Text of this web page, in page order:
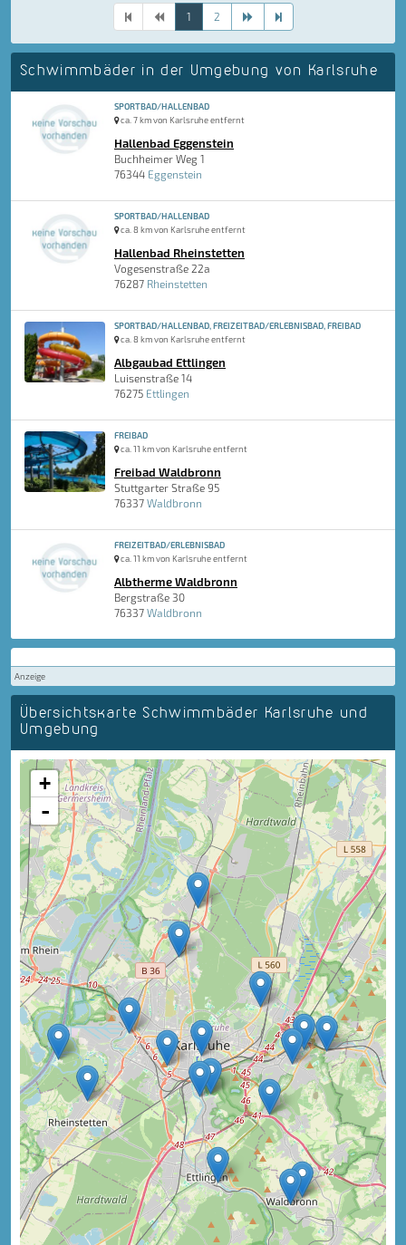
1 2
Schwimmbäder in der Umgebung von Karlsruhe
SPORTBAD/HALLENBAD
ca. 7 km von Karlsruhe entfernt
Hallenbad Eggenstein
Buchheimer Weg 1
76344 Eggenstein
SPORTBAD/HALLENBAD
ca. 8 km von Karlsruhe entfernt
Hallenbad Rheinstetten
Vogesenstraße 22a
76287 Rheinstetten
SPORTBAD/HALLENBAD, FREIZEITBAD/ERLEBNISBAD, FREIBAD
ca. 8 km von Karlsruhe entfernt
Albgaubad Ettlingen
Luisenstraße 14
76275 Ettlingen
FREIBAD
ca. 11 km von Karlsruhe entfernt
Freibad Waldbronn
Stuttgarter Straße 95
76337 Waldbronn
FREIZEITBAD/ERLEBNISBAD
ca. 11 km von Karlsruhe entfernt
Albtherme Waldbronn
Bergstraße 30
76337 Waldbronn
Anzeige
Übersichtskarte Schwimmbäder Karlsruhe und
Umgebung
+
-